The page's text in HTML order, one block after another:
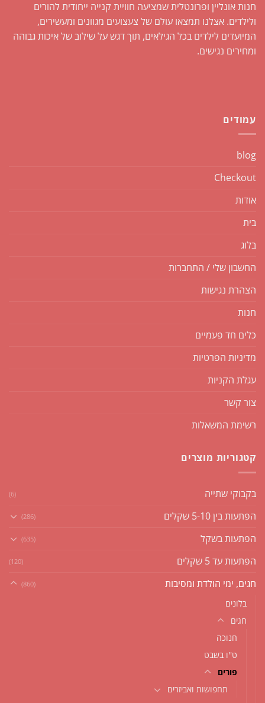
חנות אונליין ופרונטלית שמציעה חוויית קנייה ייחודית להורים
ולילדים. אצלנו תמצאו עולם של צעצועים מגוונים ומעשירים,
המיועדים לילדים בכל הגילאים, תוך דגש על שילוב של איכות גבוהה
ומחירים נגישים.
עמודים
blog
Checkout
אודות
בית
בלוג
החשבון שלי / התחברות
הצהרת נגישות
חנות
כלים חד פעמיים
מדיניות הפרטיות
עגלת הקניות
צור קשר
רשימת המשאלות
קטגוריות מוצרים
בקבוקי שתייה (6)
הפתעות בין 5-10 שקלים (286)
הפתעות בשקל (635)
הפתעות עד 5 שקלים (120)
חגים, ימי הולדת ומסיבות (860)
בלונים
חגים
חנוכה
ט''ו בשבט
פורים
תחפושות ואביזרים